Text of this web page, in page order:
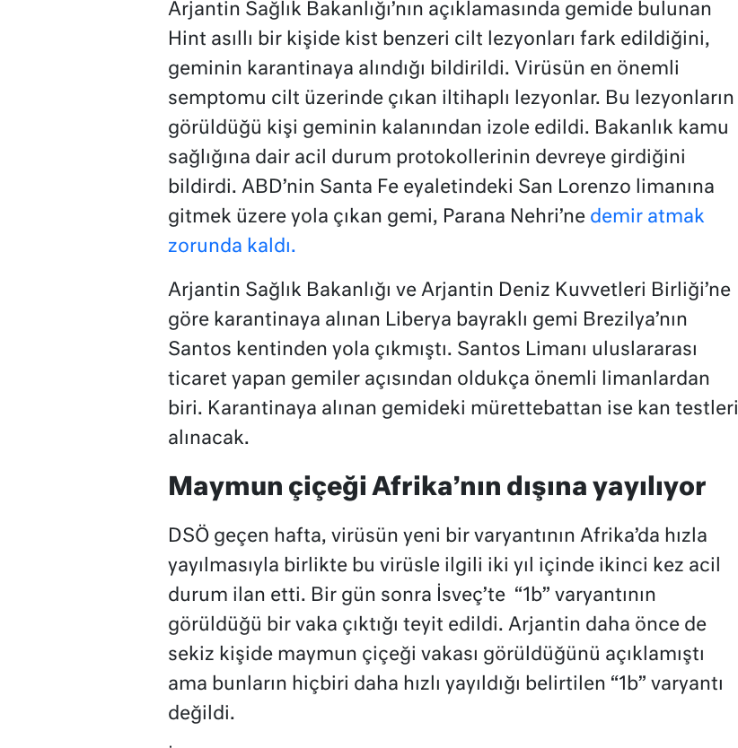
Arjantin Sağlık Bakanlığı’nın açıklamasında gemide bulunan
Hint asıllı bir kişide kist benzeri cilt lezyonları fark edildiğini,
geminin karantinaya alındığı bildirildi. Virüsün en önemli
semptomu cilt üzerinde çıkan iltihaplı lezyonlar. Bu lezyonların
görüldüğü kişi geminin kalanından izole edildi. Bakanlık kamu
sağlığına dair acil durum protokollerinin devreye girdiğini
bildirdi. ABD’nin Santa Fe eyaletindeki San Lorenzo limanına
gitmek üzere yola çıkan gemi, Parana Nehri’nedemir atmak
zorunda kaldı.
Arjantin Sağlık Bakanlığı ve Arjantin Deniz Kuvvetleri Birliği’ne
göre karantinaya alınan Liberya bayraklı gemi Brezilya’nın
Santos kentinden yola çıkmıştı. Santos Limanı uluslararası
ticaret yapan gemiler açısından oldukça önemli limanlardan
biri. Karantinaya alınan gemideki mürettebattan ise kan testleri
alınacak.
Maymun çiçeği Afrika’nın dışına yayılıyor
DSÖ geçen hafta, virüsün yeni bir varyantının Afrika’da hızla
yayılmasıyla birlikte bu virüsle ilgili iki yıl içinde ikinci kez acil
durum ilan etti. Bir gün sonra İsveç’te “1b” varyantının
görüldüğü bir vaka çıktığı teyit edildi. Arjantin daha önce de
sekiz kişide maymun çiçeği vakası görüldüğünü açıklamıştı
ama bunların hiçbiri daha hızlı yayıldığı belirtilen “1b” varyantı
değildi.